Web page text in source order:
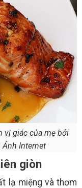
vị giác của mẹ bởi
Internet
giòn
lạ miệng và thơm